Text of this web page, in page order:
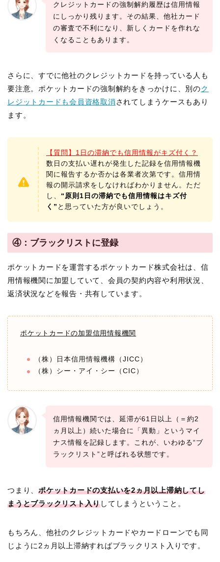
クレジットカードの強制解約履歴は信用情報
にしっかり残ります。その結果、他社カード
の審査で不利になり、新しくカードを作れな
くなることもあります。
さらに、すでに他社のクレジットカードを持っている人も
要注意。ポケットカードの強制解約をきっかけに、別のク
レジットカードも会員資格取消 されてしまうケースもあり
ます。
【質問】1日の滞納でも信用情報がキズ付く？
数日の支払い遅れが発生した記録を信用情報機
関に報告するか否かは各業者次第です。信用情
報の開示請求をしなければわかりません。ただ
し、 “原則1日の滞納でも信用情報はキズ付
く” と思っていた方が良いでしょう。
④：ブラックリストに登録
ポケットカードを運営するポケットカード株式会社は、信
用情報機関に加盟していて、会員の契約内容や利用状況、
返済状況などを報告・共有しています。
ポケットカードの加盟信用情報機関
（株）日本信用情報機構（JICC）
（株）シー・アイ・シー（CIC）
信用情報機関では、延滞が61日以上（＝約2
ヵ月以上）続いた場合に「異動」というマイ
ナス情報を記録します。これが、いわゆる“ブ
ラックリスト”と呼ばれる状態です。
つまり、ポケットカードの支払いを2ヵ月以上滞納してし
まうとブラックリスト入りしてしまうということ。
もちろん、他社のクレジットカードやカードローンでも同
じように2ヵ月以上滞納すればブラックリスト入りです。